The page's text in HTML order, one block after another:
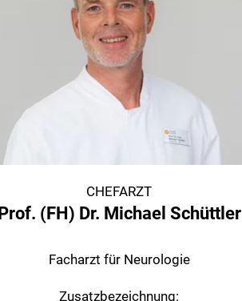
CHEFARZT
Prof. (FH) Dr. Michael Schüttler
Facharzt für Neurologie
Zusatzbezeichnung: